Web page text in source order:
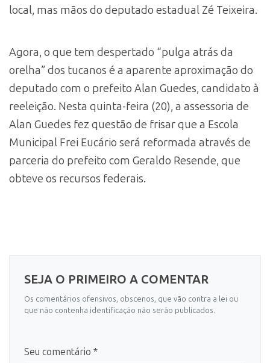
local, mas mãos do deputado estadual Zé Teixeira.
Agora, o que tem despertado “pulga atrás da
orelha” dos tucanos é a aparente aproximação do
deputado com o prefeito Alan Guedes, candidato à
reeleição. Nesta quinta-feira (20), a assessoria de
Alan Guedes fez questão de frisar que a Escola
Municipal Frei Eucário será reformada através de
parceria do prefeito com Geraldo Resende, que
obteve os recursos federais.
SEJA O PRIMEIRO A COMENTAR
Os comentários ofensivos, obscenos, que vão contra a lei ou
que não contenha identificação não serão publicados.
Seu comentário *